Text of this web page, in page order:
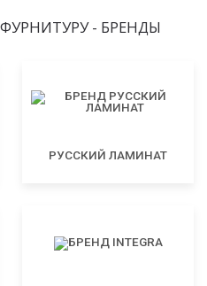
- БРЕНДЫ
РУССКИЙ ЛАМИНАТ